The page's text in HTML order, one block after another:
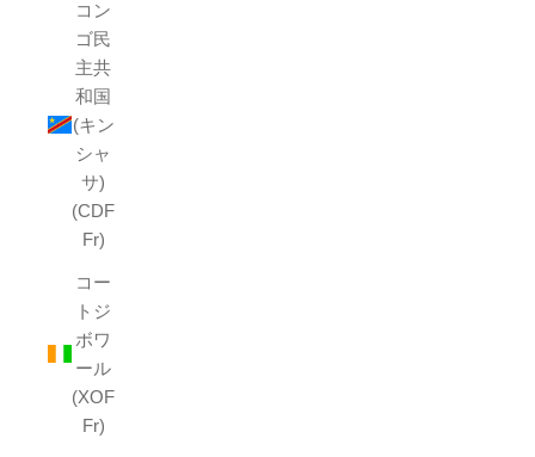
コン
ゴ民
主共
和国
(キン
シャ
サ)
(CDF
Fr)
コー
トジ
ボワ
ール
(XOF
Fr)